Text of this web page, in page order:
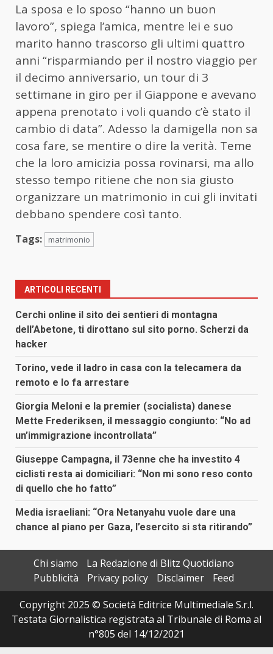
La sposa e lo sposo “hanno un buon
lavoro”, spiega l’amica, mentre lei e suo
marito hanno trascorso gli ultimi quattro
anni “risparmiando per il nostro viaggio per
il decimo anniversario, un tour di 3
settimane in giro per il Giappone e avevano
appena prenotato i voli quando c’è stato il
cambio di data”. Adesso la damigella non sa
cosa fare, se mentire o dire la verità. Teme
che la loro amicizia possa rovinarsi, ma allo
stesso tempo ritiene che non sia giusto
organizzare un matrimonio in cui gli invitati
debbano spendere così tanto.
Tags: matrimonio
ARTICOLI RECENTI
Cerchi online il sito dei sentieri di montagna
dell’Abetone, ti dirottano sul sito porno. Scherzi da
hacker
Torino, vede il ladro in casa con la telecamera da
remoto e lo fa arrestare
Giorgia Meloni e la premier (socialista) danese
Mette Frederiksen, il messaggio congiunto: “No ad
un’immigrazione incontrollata”
Giuseppe Campagna, il 73enne che ha investito 4
ciclisti resta ai domiciliari: “Non mi sono reso conto
di quello che ho fatto”
Media israeliani: “Ora Netanyahu vuole dare una
chance al piano per Gaza, l’esercito si sta ritirando”
Chi siamo
La Redazione di Blitz Quotidiano
Pubblicità
Privacy policy Disclaimer
Feed
Copyright 2025 © Società Editrice Multimediale S.r.l.
Testata Giornalistica registrata al Tribunale di Roma al
n°805 del 14/12/2021